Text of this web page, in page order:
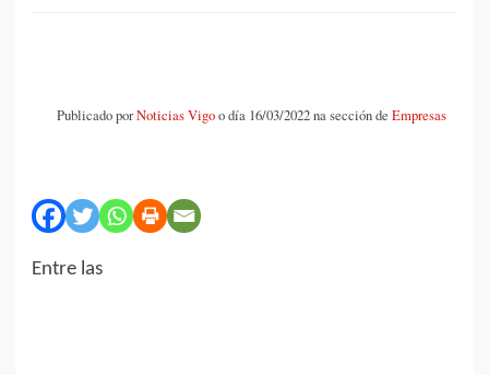
Publicado porNoticias Vigoo día 16/03/2022 na sección de Empresas
Entre las